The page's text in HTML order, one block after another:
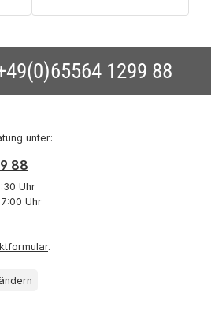
1299 88
unter:
88
Uhr
Uhr
.